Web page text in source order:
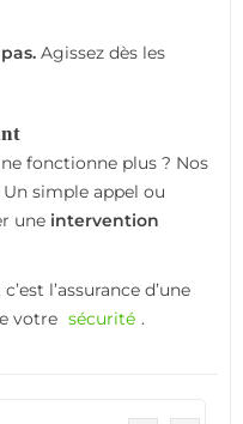
Agissez dès les
fonctionne plus ? Nos
simple appel ou
une intervention
c’est l’assurance d’une
votre sécurité .